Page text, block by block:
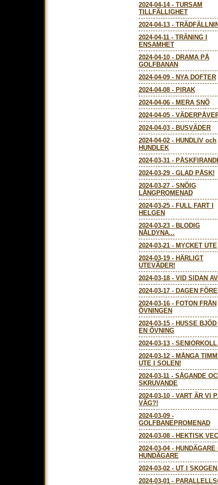
2024-04-14- TURSAM
TILLFÄLLIGHET
2024-04-13 -
2024-04-11 - TRÄNING I
ENSAMHET
2024-04-10 - DRAMA PÅ
GOLFBANAN
2024-04-09 - NYA DOFTER
2024-04-08 - PIRAK
2024-04-06 - MERA SNÖ
2024-04-05 -
2024-04-03 - BUSVÄDER
2024-04-02 - HUNDLIV och
HUNDLEK
2024-03-31 -
2024-03-29 - GLAD PÅSK!
2024-03-27 - SNÖIG
LÅNGPROMENAD
2024-03-25 - FULL FART I
HELGEN
2024-03-23 - BLODIG
NÅLDYNA...
2024-03-21 - MYCKET UTE
2024-03-19 - HÄRLIGT
UTEVÄDER!
2024-03-18 - VID SIDAN AV
2024-03-17 - DAGEN FÖRE
2024-03-16 - FOTON FRÅN
ÖVNINGEN
2024-03-15 - HUSSE
EN ÖVNING
2024-03-13 -
2024-03-12 - MÅNGA
UTE I SOLEN!
2024-03-11 - SÅGANDE
SKRUVANDE
2024-03-10 - VART ÄR VI
VÄG?!
2024-03-09 -
GOLFBANEPROMENAD
2024-03-08 - HEKTISK
2024-03-04- HUNDÄGARE
HUNDÄGARE
2024-03-02 - UT I
2024-03-01 -